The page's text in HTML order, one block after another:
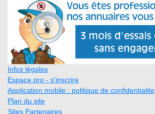
Infos légales
Espace pro - s'inscrire
Application mobile : politique de confidentialite
Plan du site
Sites Partenaires